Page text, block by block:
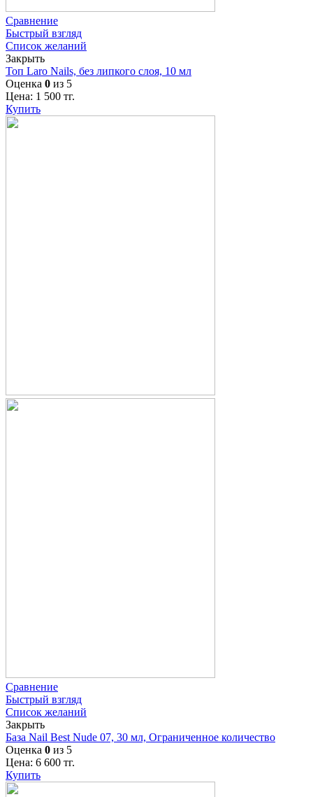
Сравнение
Быстрый взгляд
Список желаний
Закрыть
Топ Laro Nails, без липкого слоя, 10 мл
Оценка 0 из 5
Цена: 1 500 тг.
Купить
Сравнение
Быстрый взгляд
Список желаний
Закрыть
База Nail Best Nude 07, 30 мл, Ограниченное количество
Оценка 0 из 5
Цена: 6 600 тг.
Купить